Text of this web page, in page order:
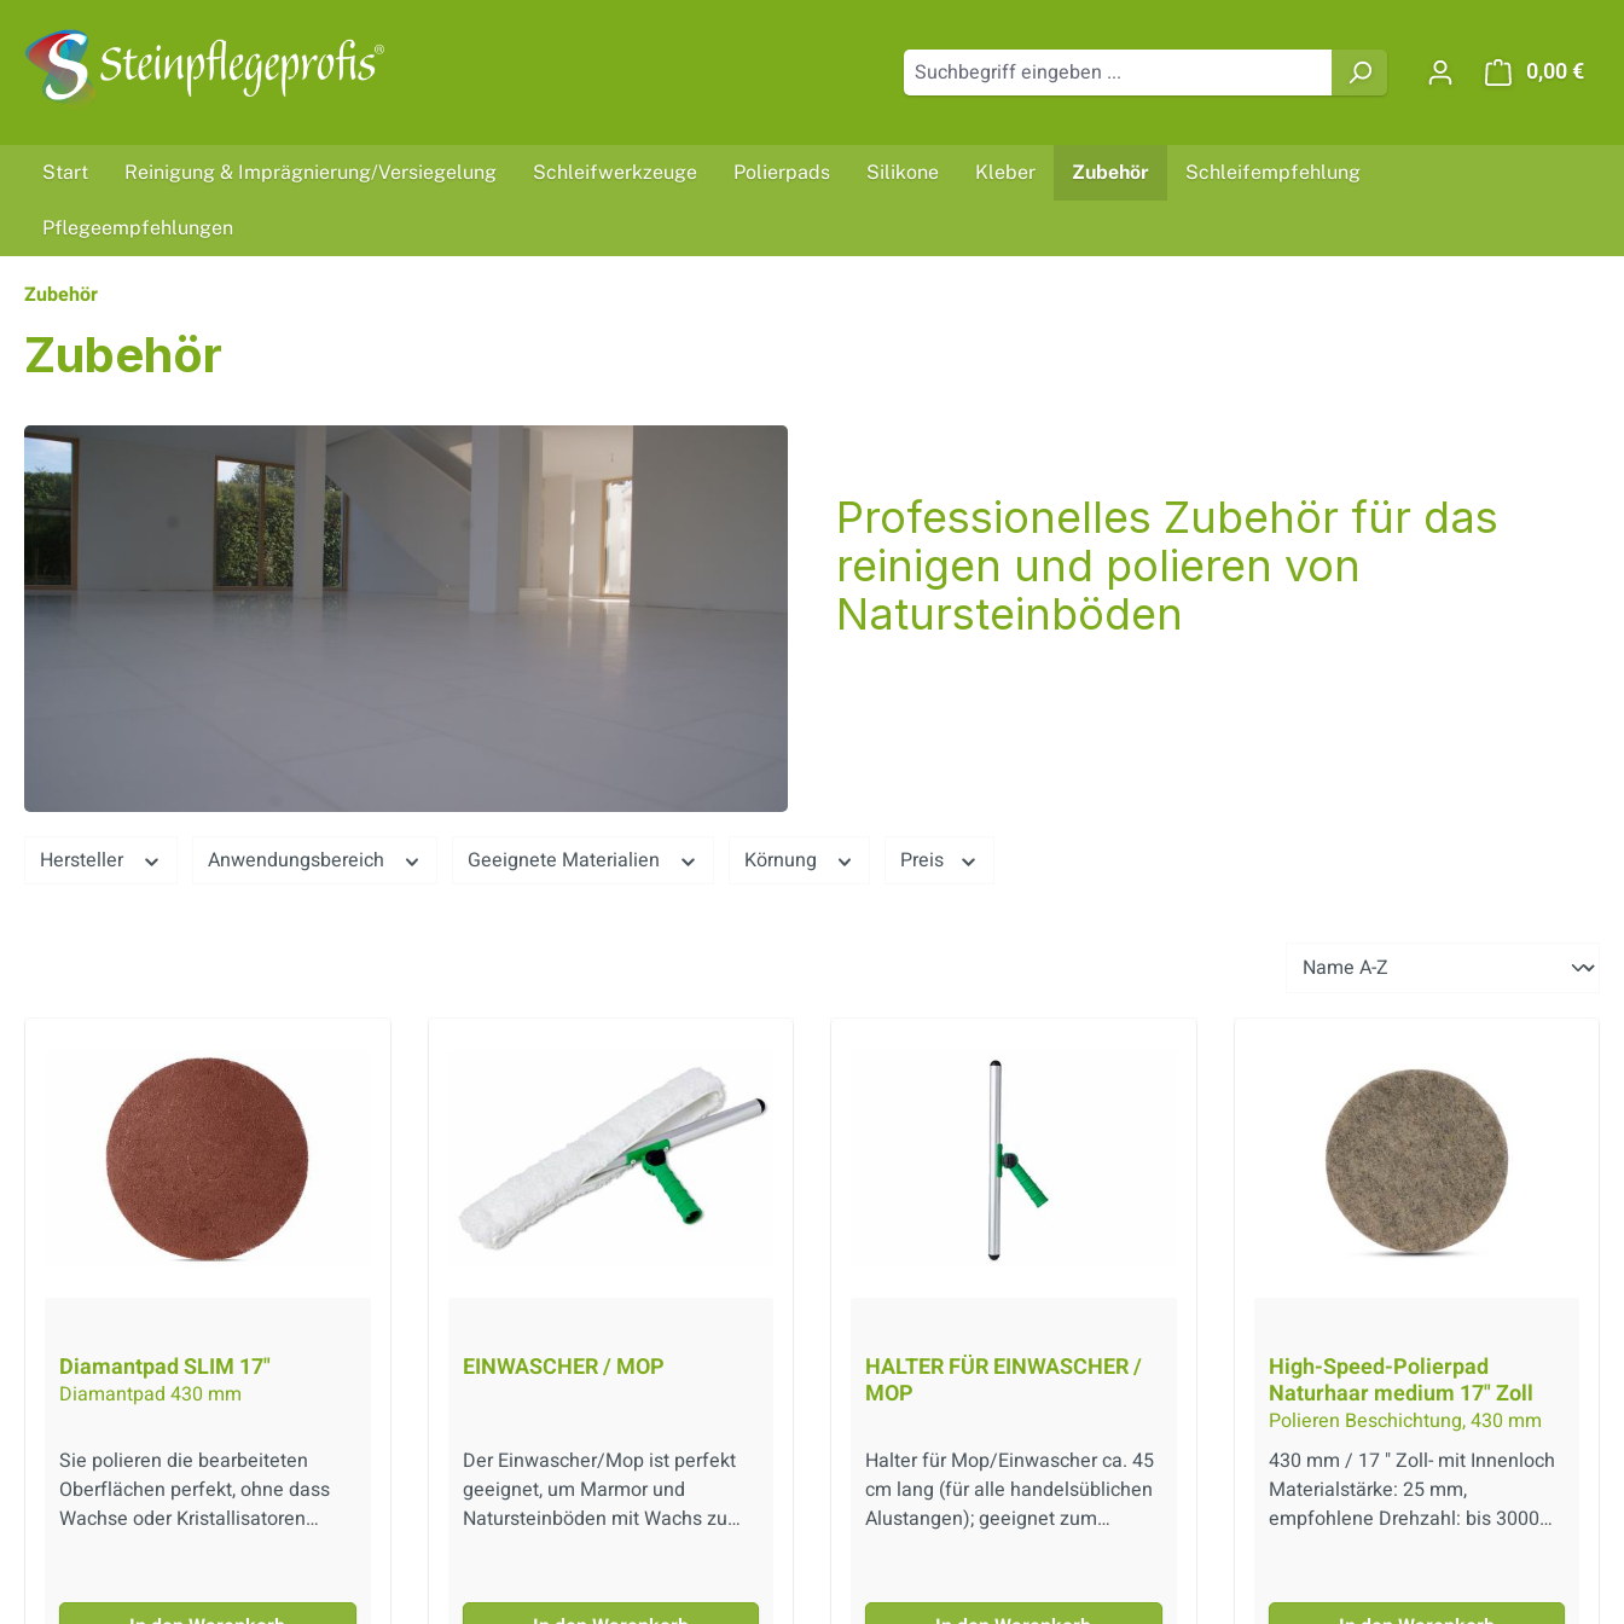
Hauptinhalt springen
Zur Suche springen
Zur Hauptnavigation springen
0,00 €
Start Reinigung & Imprägnierung/Versiegelung Schleifwerkzeuge Polierpads Silikone Kleber Zubehör Schleifempfehlung
Pflegeempfehlungen
Zubehör
Zubehör
Professionelles Zubehör für das
reinigen und polieren von
Natursteinböden
Hersteller Anwendungsbereich Geeignete Materialien Körnung Preis
Diamantpad SLIM 17"
Diamantpad 430 mm
Sie polieren die bearbeiteten
Oberflächen perfekt, ohne dass
Wachse oder Kristallisatoren
Ergebnis und sparen gleichzeitig
EINWASCHER / MOP
Der Einwascher/Mop ist perfekt
geeignet, um Marmor und
Natursteinböden mit Wachs zu
staubarmer Mikrofaser und ist ca.
HALTER FÜR EINWASCHER /
MOP
Halter für Mop/Einwascher ca. 45
cm lang (für alle handelsüblichen
Alustangen); geeignet zum
High-Speed-Polierpad
Naturhaar medium 17" Zoll
Polieren Beschichtung, 430 mm
430 mm / 17 " Zoll- mit Innenloch
Materialstärke: 25 mm,
empfohlene Drehzahl: bis 3000
Das Pad kann zum Einarbeiten